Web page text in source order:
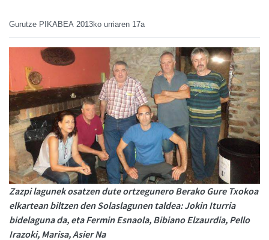
Gurutze PIKABEA 2013ko urriaren 17a
Zazpi lagunek osatzen dute ortzegunero Berako Gure Txokoa
elkartean biltzen den Solaslagunen taldea: Jokin Iturria
bidelaguna da, eta Fermin Esnaola, Bibiano Elzaurdia, Pello
Irazoki, Marisa, Asier Na